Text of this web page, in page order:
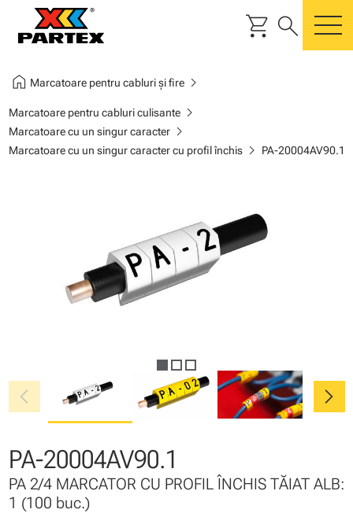
shopping_cart search
home Marcatoare pentru cabluri și firechevron_right
Marcatoare pentru cabluri culisantechevron_right
Marcatoare cu un singur caracterchevron_right
Marcatoare cu un singur caracter cu profil închischevron_right PA-20004AV90.1
chevron_left chevron_right
PA-20004AV90.1
PA 2/4 MARCATOR CU PROFIL ÎNCHIS TĂIAT ALB:
1 (100 buc.)